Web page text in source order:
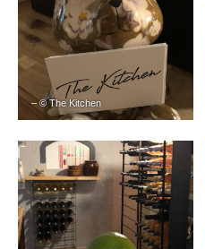
– © The Kitchen